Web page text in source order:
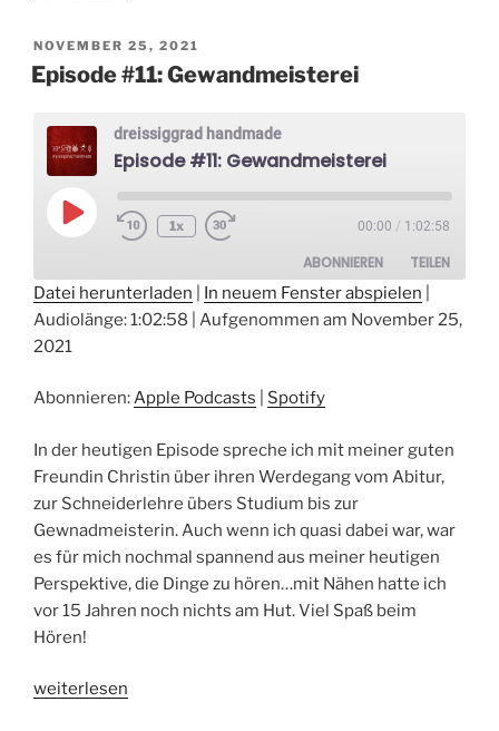
Lisa
Tihanyi
Mein
Feenstaub
VERÖFFENTLICHT
AM
NOVEMBER 25, 2021
Episode #11: Gewandmeisterei
dreissiggrad handmade
Episode #11: Gewandmeisterei
Play
Episode
1x 00:00 / 1:02:58
ABONNIEREN TEILEN
Apple Podcasts Spotify
TEILEN
Datei herunterladen In neuem Fenster abspielen
Audiolänge: 1:02:58
Aufgenommen am November 25,
2021
Abonnieren:Apple Podcasts Spotify
In der heutigen Episode spreche ich mit meiner guten
Freundin Christin über ihren Werdegang vom Abitur,
zur Schneiderlehre übers Studium bis zur
Gewnadmeisterin. Auch wenn ich quasi dabei war, war
es für mich nochmal spannend aus meiner heutigen
Perspektive, die Dinge zu hören…mit Nähen hatte ich
vor 15 Jahren noch nichts am Hut. Viel Spaß beim
Hören!
„Episode
weiterlesen